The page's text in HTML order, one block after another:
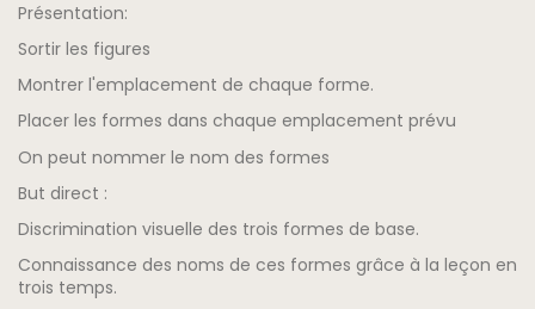
Présentation:
Sortir les figures
Montrer l'emplacement de chaque forme.
Placer les formes dans chaque emplacement prévu
On peut nommer le nom des formes
But direct :
Discrimination visuelle des trois formes de base.
Connaissance des noms de ces formes grâce à la leçon en
trois temps.